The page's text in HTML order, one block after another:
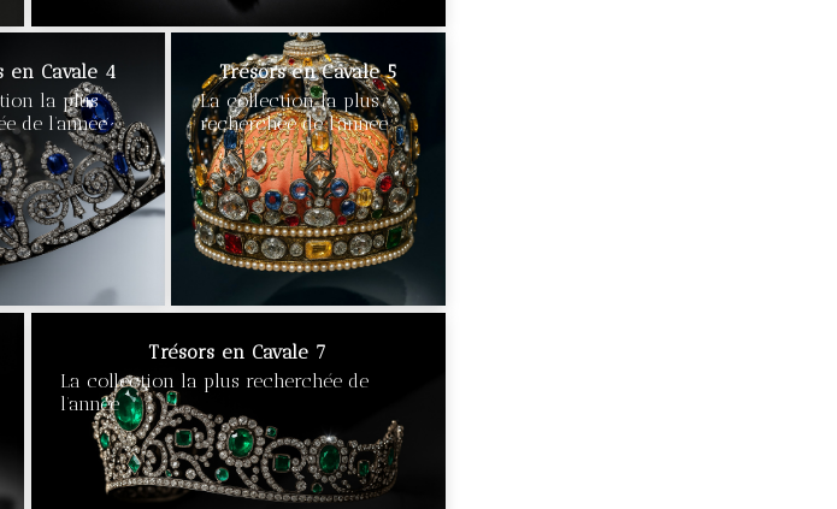
en Cavale 4
la plus
de l’année
Trésors en Cavale 5
La collection la plus
recherchée de l’année
€90
Trésors en Cavale 7
La collection la plus recherchée de
l’année
€90